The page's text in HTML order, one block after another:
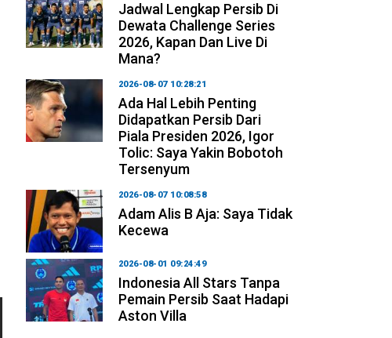
Jadwal Lengkap Persib Di
Dewata Challenge Series
2026, Kapan Dan Live Di
Mana?
2026-08-07 10:28:21
Ada Hal Lebih Penting
Didapatkan Persib Dari
Piala Presiden 2026, Igor
Tolic: Saya Yakin Bobotoh
Tersenyum
2026-08-07 10:08:58
Adam Alis B Aja: Saya Tidak
Kecewa
2026-08-01 09:24:49
Indonesia All Stars Tanpa
Pemain Persib Saat Hadapi
Aston Villa